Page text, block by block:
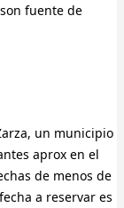
fuente de
un municipio
aprox en el
de menos de
a reservar es